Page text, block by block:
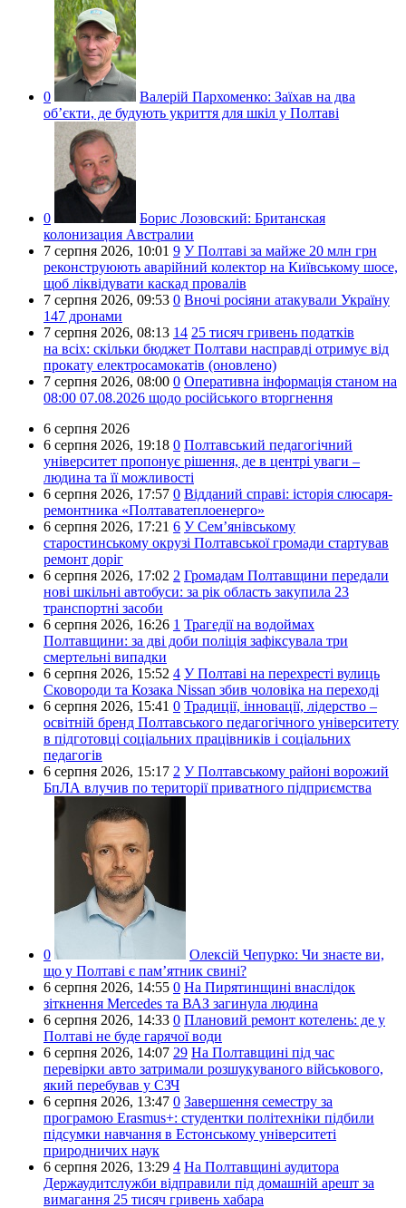
0 Валерій Пархоменко: Заїхав на два
об’єкти, де будують укриття для шкіл у Полтаві
0 Борис Лозовский: Британская
колонизация Австралии
7 серпня 2026, 10:01 9 У Полтаві за майже 20 млн грн
реконструюють аварійний колектор на Київському шосе,
щоб ліквідувати каскад провалів
7 серпня 2026, 09:53 0 Вночі росіяни атакували Україну
147 дронами
7 серпня 2026, 08:13 14 25 тисяч гривень податків
на всіх: скільки бюджет Полтави насправді отримує від
прокату електросамокатів (оновлено)
7 серпня 2026, 08:00 0 Оперативна інформація станом на
08:00 07.08.2026 щодо російського вторгнення
6 серпня 2026
6 серпня 2026, 19:18 0 Полтавський педагогічний
університет пропонує рішення, де в центрі уваги –
людина та її можливості
6 серпня 2026, 17:57 0 Відданий справі: історія слюсаря-
ремонтника «Полтаватеплоенерго»
6 серпня 2026, 17:21 6 У Сем’янівському
старостинському окрузі Полтавської громади стартував
ремонт доріг
6 серпня 2026, 17:02 2 Громадам Полтавщини передали
нові шкільні автобуси: за рік область закупила 23
транспортні засоби
6 серпня 2026, 16:26 1 Трагедії на водоймах
Полтавщини: за дві доби поліція зафіксувала три
смертельні випадки
6 серпня 2026, 15:52 4 У Полтаві на перехресті вулиць
Сковороди та Козака Nissan збив чоловіка на переході
6 серпня 2026, 15:41 0 Традиції, інновації, лідерство –
освітній бренд Полтавського педагогічного університету
в підготовці соціальних працівників і соціальних
педагогів
6 серпня 2026, 15:17 2 У Полтавському районі ворожий
БпЛА влучив по території приватного підприємства
0 Олексій Чепурко: Чи знаєте ви,
що у Полтаві є пам’ятник свині?
6 серпня 2026, 14:55 0 На Пирятинщині внаслідок
зіткнення Mercedes та ВАЗ загинула людина
6 серпня 2026, 14:33 0 Плановий ремонт котелень: де у
Полтаві не буде гарячої води
6 серпня 2026, 14:07 29 На Полтавщині під час
перевірки авто затримали розшукуваного військового,
який перебував у СЗЧ
6 серпня 2026, 13:47 0 Завершення семестру за
програмою Erasmus+: студентки політехніки підбили
підсумки навчання в Естонському університеті
природничих наук
6 серпня 2026, 13:29 4 На Полтавщині аудитора
Держаудитслужби відправили під домашній арешт за
вимагання 25 тисяч гривень хабара